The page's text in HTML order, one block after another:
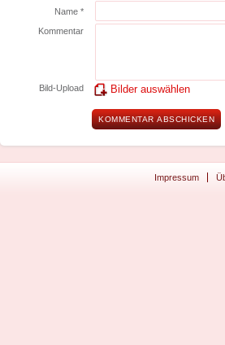
Name *
Kommentar
Bild-Upload Bilder auswählen
Impressum